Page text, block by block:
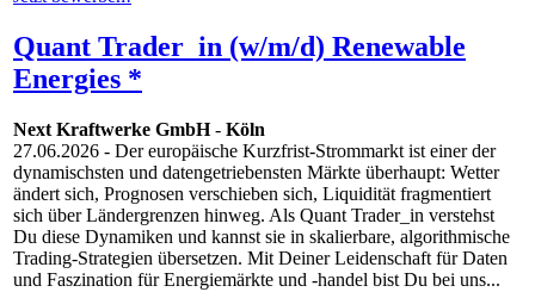
Quant Trader_in (w/m/d) Renewable
Energies *
Next Kraftwerke GmbH- Köln
27.06.2026 - Der europäische Kurzfrist-Strommarkt ist einer der
dynamischsten und datengetriebensten Märkte überhaupt: Wetter
ändert sich, Prognosen verschieben sich, Liquidität fragmentiert
sich über Ländergrenzen hinweg. Als Quant Trader_in verstehst
Du diese Dynamiken und kannst sie in skalierbare, algorithmische
Trading-Strategien übersetzen. Mit Deiner Leidenschaft für Daten
und Faszination für Energiemärkte und -handel bist Du bei uns...